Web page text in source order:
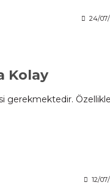
24/07/
Kolay
Özellikle
12/